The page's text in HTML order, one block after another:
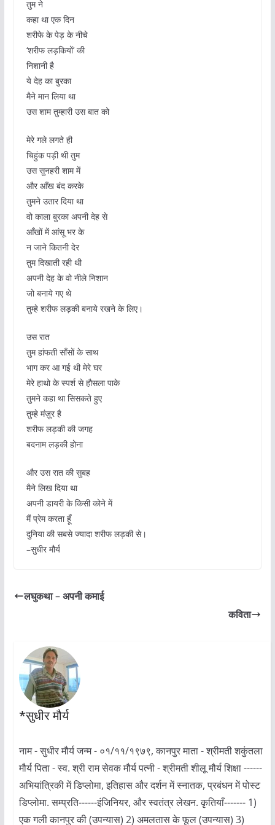
तुम ने
कहा था एक दिन
शरीफे के पेड़ के नीचे
‘शरीफ लड़कियों’ की
निशानी है
ये देह का बुरका
मैने मान लिया था
उस शाम तुम्हारी उस बात को
मेरे गले लगते ही
चिहुंक पड़ी थी तुम
उस सुनहरी शाम में
और आँख बंद करके
तुमने उतार दिया था
वो काला बुरका अपनी देह से
आँखों में आंसू भर के
न जाने कितनी देर
तुम दिखाती रही थी
अपनी देह के वो नीले निशान
जो बनाये गए थे
तुम्हे शरीफ लड़की बनाये रखने के लिए।
उस रात
तुम हांफती साँसों के साथ
भाग कर आ गई थी मेरे घर
मेरे हाथो के स्पर्श से हौसला पाके
तुमने कहा था सिसकते हुए
तुम्हे मंज़ूर है
शरीफ लड़की की जगह
बदनाम लड़की होना
और उस रात की सुबह
मैने लिख दिया था
अपनी डायरी के किसी कोने में
मैं प्रेम करता हूँ
दुनिया की सबसे ज्यादा शरीफ लड़की से।
–सुधीर मौर्य
लघुकथा – अपनी कमाई
कविता
*सुधीर मौर्य
नाम - सुधीर मौर्य जन्म - ०१/११/१९७९, कानपुर माता - श्रीमती शकुंतला
मौर्य पिता - स्व. श्री राम सेवक मौर्य पत्नी - श्रीमती शीलू मौर्य शिक्षा ------
अभियांत्रिकी में डिप्लोमा, इतिहास और दर्शन में स्नातक, प्रबंधन में पोस्ट
डिप्लोमा. सम्प्रति------इंजिनियर, और स्वतंत्र लेखन. कृतियाँ------- 1)
एक गली कानपुर की (उपन्यास) 2) अमलतास के फूल (उपन्यास) 3)